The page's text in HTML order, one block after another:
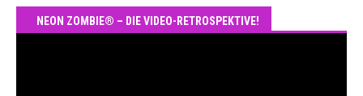
NEON ZOMBIE® – DIE VIDEO-RETROSPEKTIVE!